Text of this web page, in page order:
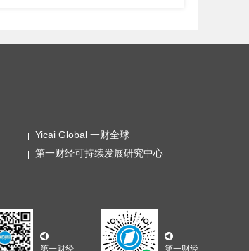
Yicai Global 一财全球
第一财经可持续发展研究中心
第一财经 第一财经